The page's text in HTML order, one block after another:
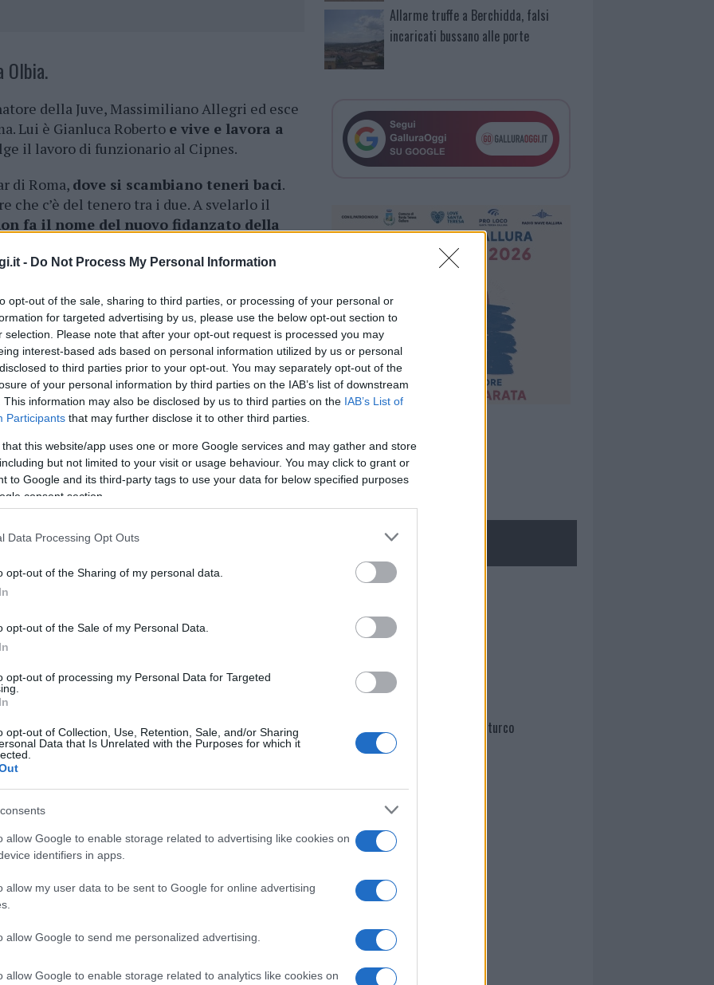
- Do Not Process My Personal Information
opt-out of the sale, sharing to third parties, or processing of your personal or
for targeted advertising by us, please use the below opt-out section to
selection. Please note that after your opt-out request is processed you may
interest-based ads based on personal information utilized by us or personal
to third parties prior to your opt-out. You may separately opt-out of the
of your personal information by third parties on the IAB’s list of downstream
This information may also be disclosed by us to third parties on the IAB’s List of
Participants that may further disclose it to other third parties.
that this website/app uses one or more Google services and may gather and store
but not limited to your visit or usage behaviour. You may click to grant or
to Google and its third-party tags to use your data for below specified purposes
consent section.
Data Processing Opt Outs
opt-out of the Sharing of my personal data.
opt-out of the Sale of my Personal Data.
opt-out of processing my Personal Data for Targeted
opt-out of Collection, Use, Retention, Sale, and/or Sharing
Data that Is Unrelated with the Purposes for which it
allow Google to enable storage related to advertising like cookies on
identifiers in apps.
allow my user data to be sent to Google for online advertising
allow Google to send me personalized advertising.
allow Google to enable storage related to analytics like cookies on
Olbia.
della Juve, Massimiliano Allegri ed esce
Lui è Gianluca Roberto e vive e lavora a
il lavoro di funzionario al Cipnes.
di Roma, dove si scambiano teneri baci.
c’è del tenero tra i due. A svelarlo il
fa il nome del nuovo fidanzato della
è molto conosciuto a Olbia e la sua identità
i due sarebbe sbocciata diversi mesi fa,
capitale
cliccandoqui
nella sezioneLogindal menù del sito o
Angiolini Notizie Olbia
Allarme truffe a Berchidda, falsi
incaricati bussano alle porte
NECROLOGIE
Martina Agostina Diturco
I nostri cari
I nostri cari